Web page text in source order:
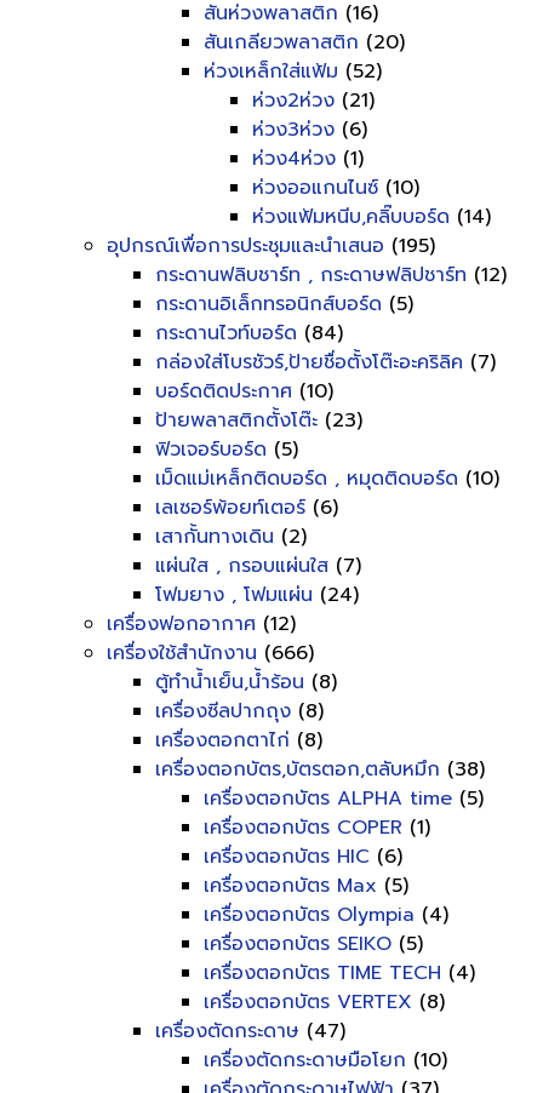
สันห่วงพลาสติก (16)
สันเกลียวพลาสติก (20)
ห่วงเหล็กใส่แฟ้ม (52)
ห่วง2ห่วง (21)
ห่วง3ห่วง (6)
ห่วง4ห่วง (1)
ห่วงออแกนไนซ์ (10)
ห่วงแฟ้มหนีบ,คลิ๊บบอร์ด (14)
อุปกรณ์เพื่อการประชุมและนำเสนอ (195)
กระดานฟลิบชาร์ท , กระดาษฟลิปชาร์ท (12)
กระดานอิเล็กทรอนิกส์บอร์ด (5)
กระดานไวท์บอร์ด (84)
กล่องใส่โบรชัวร์,ป้ายชื่อตั้งโต๊ะอะคริลิค (7)
บอร์ดติดประกาศ (10)
ป้ายพลาสติกตั้งโต๊ะ (23)
ฟิวเจอร์บอร์ด (5)
เม็ดแม่เหล็กติดบอร์ด , หมุดติดบอร์ด (10)
เลเซอร์พ้อยท์เตอร์ (6)
เสากั้นทางเดิน (2)
แผ่นใส , กรอบแผ่นใส (7)
โฟมยาง , โฟมแผ่น (24)
เครื่องฟอกอากาศ (12)
เครื่องใช้สำนักงาน (666)
ตู้ทำน้ำเย็น,น้ำร้อน (8)
เครื่องซีลปากถุง (8)
เครื่องตอกตาไก่ (8)
เครื่องตอกบัตร,บัตรตอก,ตลับหมึก (38)
เครื่องตอกบัตร ALPHA time (5)
เครื่องตอกบัตร COPER (1)
เครื่องตอกบัตร HIC (6)
เครื่องตอกบัตร Max (5)
เครื่องตอกบัตร Olympia (4)
เครื่องตอกบัตร SEIKO (5)
เครื่องตอกบัตร TIME TECH (4)
เครื่องตอกบัตร VERTEX (8)
เครื่องตัดกระดาษ (47)
เครื่องตัดกระดาษมือโยก (10)